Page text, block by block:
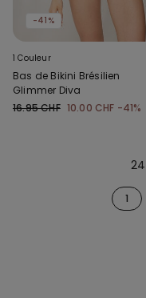
-41%
1 Couleur
Bas de Bikini Brésilien
Glimmer Diva
16.95 CHF 10.00 CHF -41%
1